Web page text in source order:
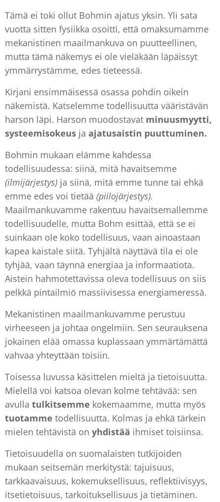
Tämä ei toki ollut Bohmin ajatus yksin. Yli sata
vuotta sitten fysiikka osoitti, että omaksumamme
mekanistinen maailmankuva on puutteellinen,
mutta tämä näkemys ei ole vieläkään läpäissyt
ymmärrystämme, edes tieteessä.
Kirjani ensimmäisessä osassa pohdin oikein
näkemistä. Katselemme todellisuutta vääristävän
harson läpi. Harson muodostavat minuusmyytti,
systeemisokeus ja ajatusaistin puuttuminen.
Bohmin mukaan elämme kahdessa
todellisuudessa: siinä, mitä havaitsemme
(ilmijärjestys) ja siinä, mitä emme tunne tai ehkä
emme edes voi tietää (piilojärjestys).
Maailmankuvamme rakentuu havaitsemallemme
todellisuudelle, mutta Bohm esittää, että se ei
suinkaan ole koko todellisuus, vaan ainoastaan
kapea kaistale siitä. Tyhjältä näyttävä tila ei ole
tyhjää, vaan täynnä energiaa ja informaatiota.
Aistein hahmotettavissa oleva todellisuus on siis
pelkkä pintailmiö massiivisessa energiameressä.
Mekanistinen maailmankuvamme perustuu
virheeseen ja johtaa ongelmiin. Sen seurauksena
jokainen elää omassa kuplassaan ymmärtämättä
vahvaa yhteyttään toisiin.
Toisessa luvussa käsittelen mieltä ja tietoisuutta.
Mielellä voi katsoa olevan kolme tehtävää: sen
avulla tulkitsemme kokemaamme, mutta myös
tuotamme todellisuutta. Kolmas ja ehkä tärkein
mielen tehtävistä on yhdistää ihmiset toisiinsa.
Tietoisuudella on suomalaisten tutkijoiden
mukaan seitsemän merkitystä: tajuisuus,
tarkkaavaisuus, kokemuksellisuus, reflektiivisyys,
itsetietoisuus, tarkoituksellisuus ja tietäminen.